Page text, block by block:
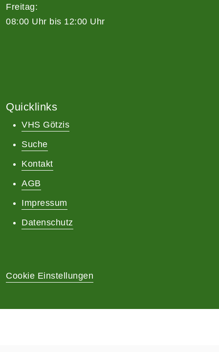
Freitag:
08:00 Uhr bis 12:00 Uhr
Quicklinks
VHS Götzis
Suche
Kontakt
AGB
Impressum
Datenschutz
Cookie Einstellungen